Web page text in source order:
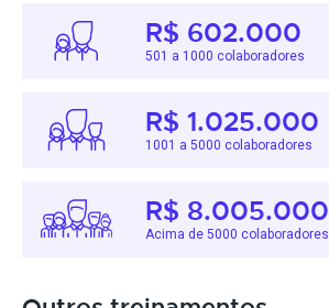
R$ 602.000
501 a 1000 colaboradores
R$ 1.025.000
1001 a 5000 colaboradores
R$ 8.005.000
Acima de 5000 colaboradores